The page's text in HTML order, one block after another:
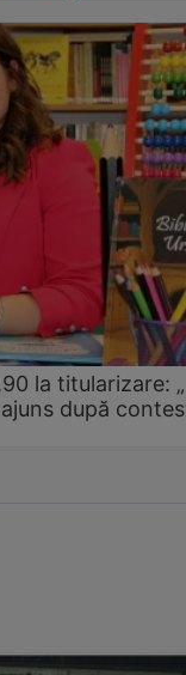
la titularizare:
după